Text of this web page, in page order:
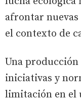
afrontar nuevas
el contexto de
Una producción
iniciativas y
limitación en el